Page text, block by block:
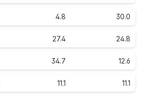
4.8 30.0
27.4 24.8
34.7 12.6
11.1 11.1